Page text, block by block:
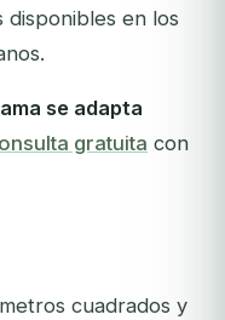
disponibles en los
se adapta
gratuita con
cuadrados y